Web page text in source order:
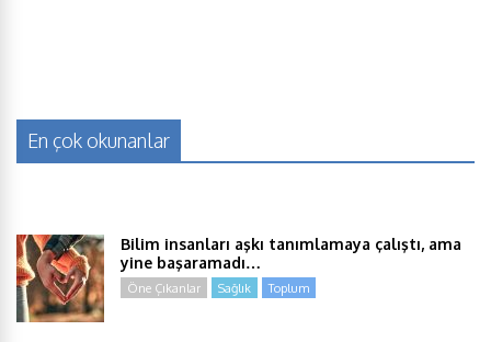
En çok okunanlar
Bilim insanları aşkı tanımlamaya çalıştı, ama
yine başaramadı…
Öne Çıkanlar Sağlık Toplum